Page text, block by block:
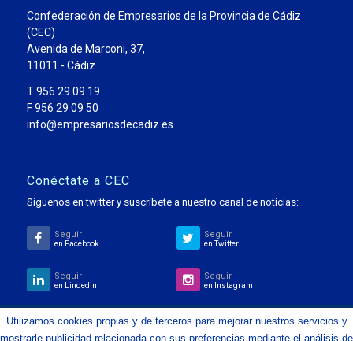
Confederación de Empresarios de la Provincia de Cádiz
(CEC)
Avenida de Marconi, 37,
11011 - Cádiz
T 956 29 09 19
F 956 29 09 50
info@empresariosdecadiz.es
Conéctate a CEC
Síguenos en twitter y suscríbete a nuestro canal de noticias:
Seguir
en Facebook
Seguir
en Twitter
Seguir
en Lindedin
Seguir
en Instagram
Utilizamos cookies propias y de terceros para mejorar nuestros servicios y
mostrarle publicidad relacionada con sus preferencias mediante el análisis de